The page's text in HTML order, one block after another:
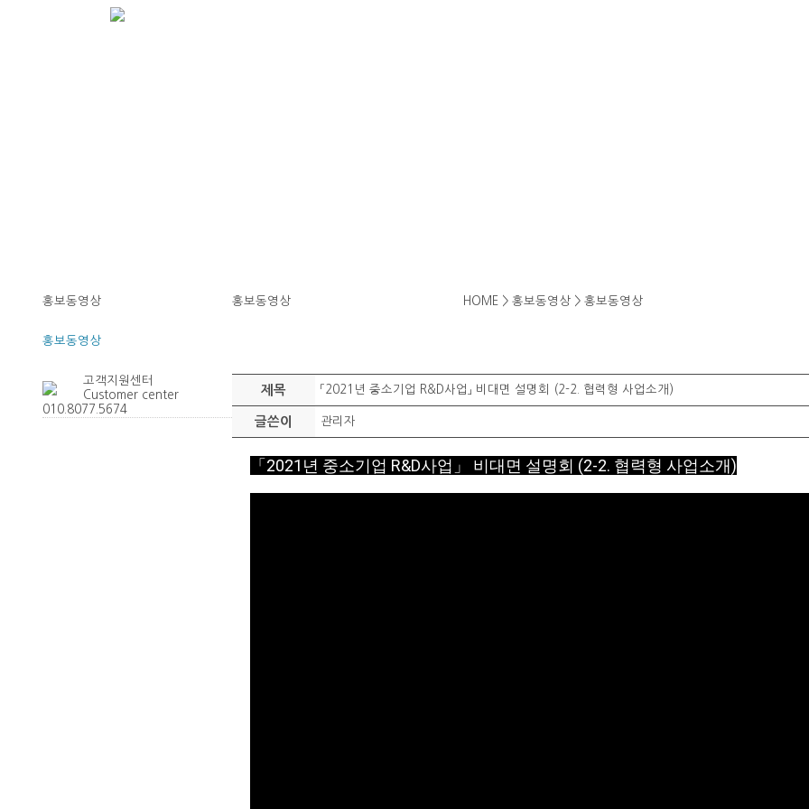
홍보동영상
홍보동영상
고객지원센터
Customer center
010. 8077. 5674
홍보동영상 HOME > 홍보동영상 > 홍보동영상
제목 「2021년 중소기업 R&D사업」 비대면 설명회 (2-2. 협력형 사업소개)
글쓴이 관리자
「2021년 중소기업 R&D사업」 비대면 설명회 (2-2. 협력형 사업소개)